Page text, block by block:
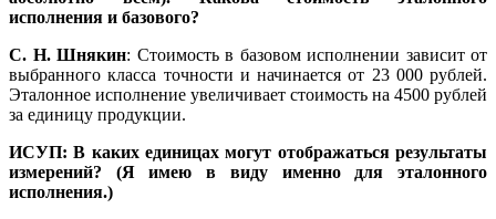
исполнения и базового?
С. Н. Шнякин: Стоимость в базовом исполнении зависит от
выбранного класса точности и начинается от 23 000 рублей.
Эталонное исполнение увеличивает стоимость на 4500 рублей
за единицу продукции.
ИСУП: В каких единицах могут отображаться результаты
измерений? (Я имею в виду именно для эталонного
исполнения.)